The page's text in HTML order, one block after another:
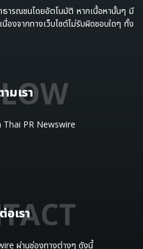
ารณชนโดยอัตโนมัติ หากเนื้อหานั้นๆ มี
องจากทางเว็บไซต์ไม่รับผิดชอบใดๆ ทั้ง
มเรา
Thai PR Newswire
อเรา
ผ่านช่องทางต่างๆ ดังนี้